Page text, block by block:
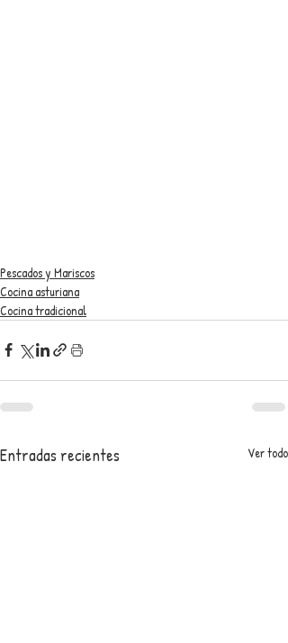
Pescados y Mariscos
Cocina asturiana
Cocina tradicional
Entradas recientes Ver todo